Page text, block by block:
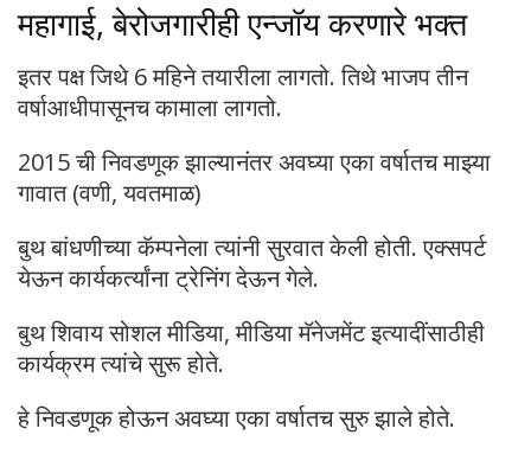
महागाई, बेरोजगारीही एन्जॉय करणारे भक्त
इतर पक्ष जिथे 6 महिने तयारीला लागतो. तिथे भाजप तीन
वर्षाआधीपासूनच कामाला लागतो.
2015 ची निवडणूक झाल्यानंतर अवघ्या एका वर्षातच माझ्या
गावात (वणी, यवतमाळ)
बुथ बांधणीच्या कॅम्पनेला त्यांनी सुरवात केली होती. एक्सपर्ट
येऊन कार्यकर्त्यांना ट्रेनिंग देऊन गेले.
बुथ शिवाय सोशल मीडिया, मीडिया मॅनेजमेंट इत्यादींसाठीही
कार्यक्रम त्यांचे सुरू होते.
हे निवडणूक होऊन अवघ्या एका वर्षातच सुरु झाले होते.